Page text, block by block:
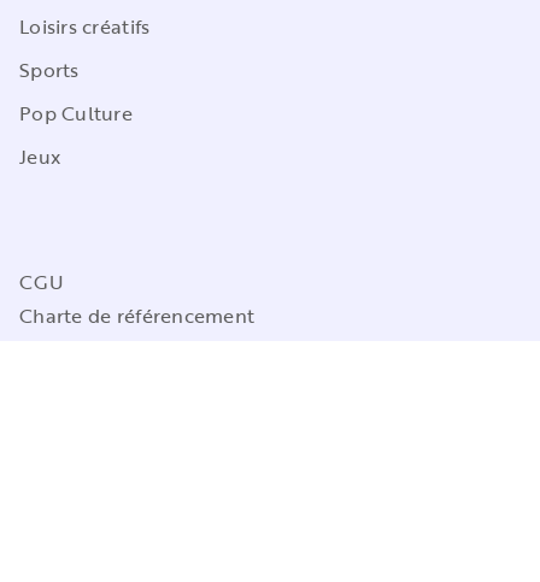
Loisirs créatifs
Sports
Pop Culture
Jeux
CGU
Charte de référencement